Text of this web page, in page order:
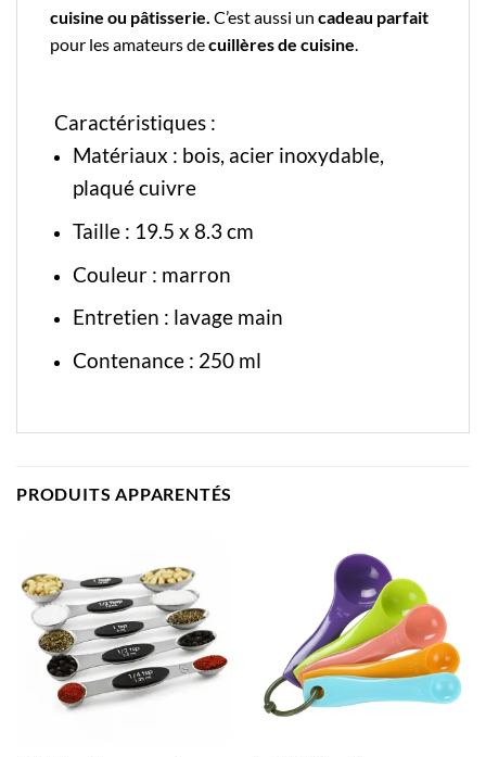
cuisine ou pâtisserie. C’est aussi un cadeau parfait
pour les amateurs decuillères de cuisine
Caractéristiques :
Matériaux : bois, acier inoxydable,
plaqué cuivre
Taille : 19.5 x 8.3 cm
Couleur : marron
Entretien : lavage main
Contenance : 250 ml
PRODUITS APPARENTÉS